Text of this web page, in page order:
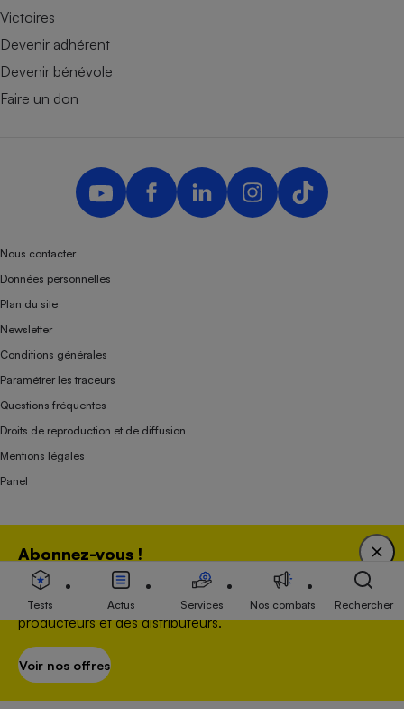
Abonnez-vous !
Bénéficiez d'une expertise unique tout en soutenant
une association 100 % indépendante de l'Etat, des
producteurs et des distributeurs.
Voir nos offres
Victoires
Devenir adhérent
Devenir bénévole
Faire un don
Nous contacter
Données personnelles
Plan du site
Newsletter
Conditions générales
Paramétrer les traceurs
Questions fréquentes
Droits de reproduction et de diffusion
Mentions légales
Panel
Association indépendante de l’État, des syndicats, des producteurs et des
distributeurs depuis 1951.
Tests Actus Services Nos combats Rechercher